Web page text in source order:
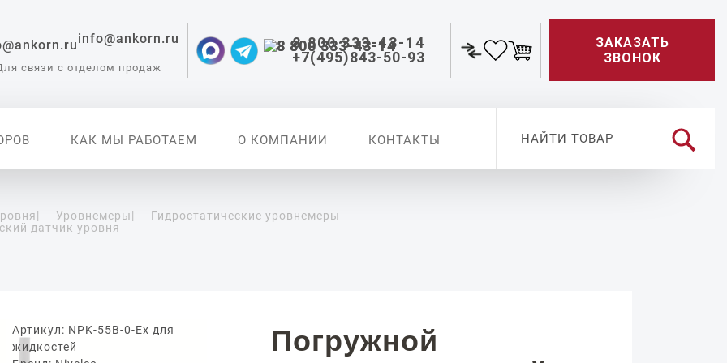
info@ankorn.ru
связи с отделом продаж
8 800 333-43-14
+7(495)843-50-93
ЗАКАЗАТЬ
ЗВОНОК
КАК МЫ РАБОТАЕМ О КОМПАНИИ КОНТАКТЫ
для
| Уровнемеры|
Гидростатические уровнемеры
датчик уровня
Артикул: NPK-55B-0-Ex для
жидкостей
Погружной